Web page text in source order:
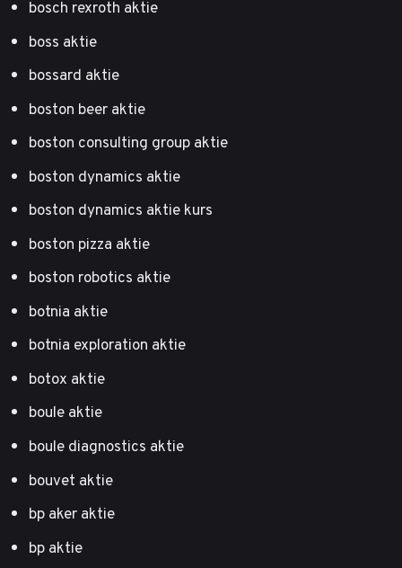
bosch rexroth aktie
boss aktie
bossard aktie
boston beer aktie
boston consulting group aktie
boston dynamics aktie
boston dynamics aktie kurs
boston pizza aktie
boston robotics aktie
botnia aktie
botnia exploration aktie
botox aktie
boule aktie
boule diagnostics aktie
bouvet aktie
bp aker aktie
bp aktie